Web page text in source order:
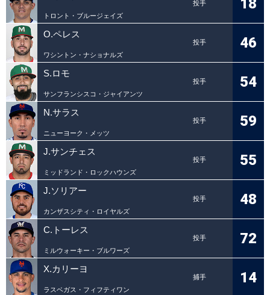
投手
トロント・ブルージェイズ
18
O.ペレス
投手
ワシントン・ナショナルズ
46
S.ロモ
投手
サンフランシスコ・ジャイアンツ
54
N.サラス
投手
ニューヨーク・メッツ
59
J.サンチェス
投手
ミッドランド・ロックハウンズ
55
J.ソリアー
投手
カンザスシティ・ロイヤルズ
48
C.トーレス
投手
ミルウォーキー・ブルワーズ
72
X.カリーヨ
捕手
ラスベガス・フィフティワン
14